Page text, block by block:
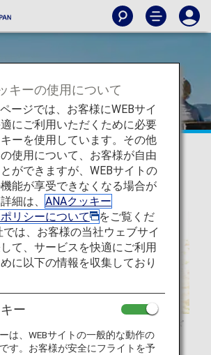
（日本国内線）
様向けサポートにつ
心してご旅行いただけますよう、さまざ
応じたお手伝いをいたします。
キーの使用について
ージでは、お客様にWEBサイ
適にご利用いただくために必要
ーを使用しています。その他
使用について、お客様が自由
ができますが、WEBサイトの
能が享受できなくなる場合が
細は、 ANAクッキー
ポリシーについて
をご覧くだ
では、お客様の当社ウェブサイ
して、サービスを快適にご利用
に以下の情報を収集しており
ー
は、WEBサイトの一般的な動作の
す。お客様が安全にフライトを予